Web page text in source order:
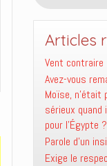
Articles
Vent contraire
Avez-vous
Moïse, n’était
sérieux
pour l’Égypte ?
Parole d’un
Exige le